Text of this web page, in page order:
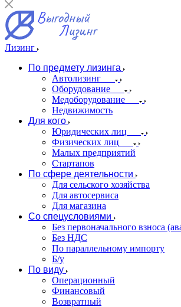
Лизинг
По предмету лизинга
Автолизинг
Оборудование
Медоборудование
Недвижимость
Для кого
Юридических лиц
Физических лиц
Малых предприятий
Стартапов
По сфере деятельности
Для сельского хозяйства
Для автосервиса
Для магазина
Со спецусловиями
Без первоначального взноса
Без НДС
По параллельному импорту
Б/у
По виду
Операционный
Финансовый
Возвратный